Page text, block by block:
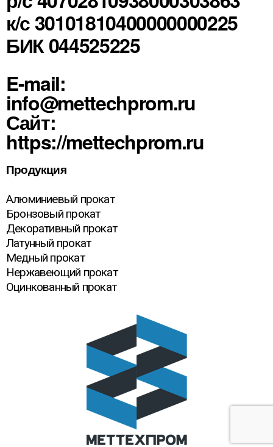
к/с 30101810400000000225
БИК 044525225
E-mail:
info@mettechprom.ru
Сайт:
https://mettechprom.ru
Продукция
Алюминиевый прокат
Бронзовый прокат
Декоративный прокат
Латунный прокат
Медный прокат
Нержавеющий прокат
Оцинкованный прокат